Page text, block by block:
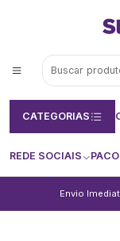
CATEGORIAS
REDE SOCIAIS
Envio